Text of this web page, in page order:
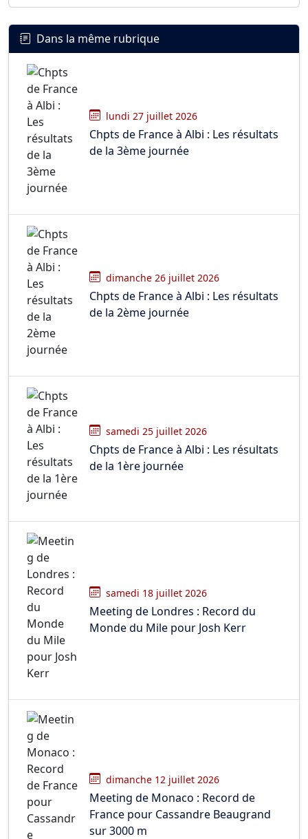
Dans la même rubrique
lundi 27 juillet 2026
Chpts de France à Albi : Les résultats
de la 3ème journée
dimanche 26 juillet 2026
Chpts de France à Albi : Les résultats
de la 2ème journée
samedi 25 juillet 2026
Chpts de France à Albi : Les résultats
de la 1ère journée
samedi 18 juillet 2026
Meeting de Londres : Record du
Monde du Mile pour Josh Kerr
dimanche 12 juillet 2026
Meeting de Monaco : Record de
France pour Cassandre Beaugrand
sur 3000 m